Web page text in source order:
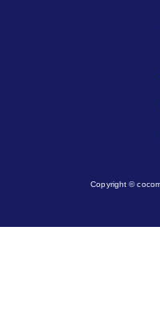
Copyright ©